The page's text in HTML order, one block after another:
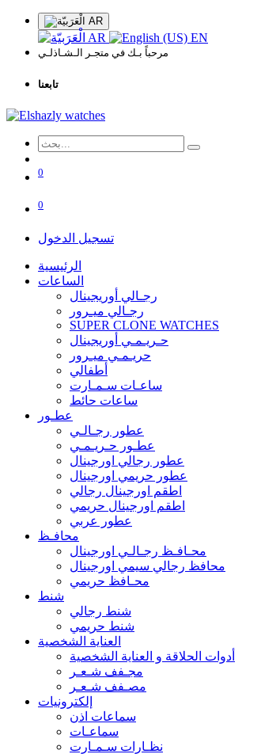
AR
AR EN
مرحباً بـك في متجـر الـشـاذلـي
تابعنا
0
0
تسجيل الدخول
الرئيسية
الساعات
رجـالي أوريجينال
رجـالي ميـرور
SUPER CLONE WATCHES
حـريـمـي أوريجينال
حريـمـي ميـرور
أطفالي
ساعـات سـمـارت
ساعات حائط
عطـور
عطور رجـالـي
عطـور حـريـمـي
عطور رجالي اورجينال
عطور حريمي اورجينال
اطقم اورجينال رجالي
اطقم اورجينال حريمي
عطور عربي
محافـظ
محـافـظ رجـالـي اورجينال
محافظ رجالي سيمي اورجينال
محـافظ حريمي
شنط
شنط رجالي
شنط حريمي
العناية الشخصية
أدوات الحلاقة و العناية الشخصية
مجـفف شـعـر
مصـفف شـعـر
إلكترونيات
سماعات اذن
سماعـات
نظـارات سـمـارت